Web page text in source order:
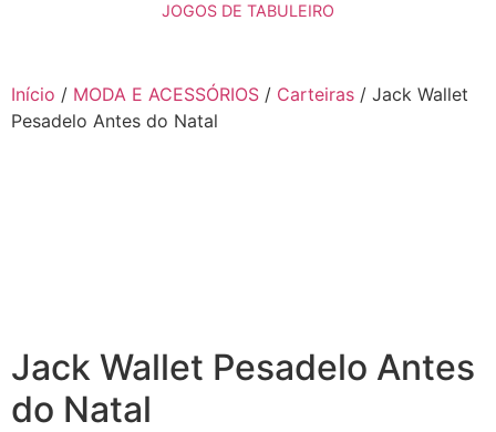
JOGOS DE TABULEIRO
Início / MODA E ACESSÓRIOS / Carteiras / Jack Wallet
Pesadelo Antes do Natal
Jack Wallet Pesadelo Antes
do Natal